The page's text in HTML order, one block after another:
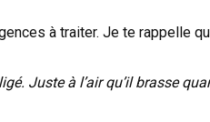
à traiter. Je te rappelle
Juste à l’air qu’il brasse